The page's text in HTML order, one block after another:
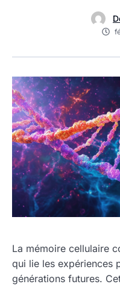
La mémoire cellulaire
qui lie les expériences
générations futures.